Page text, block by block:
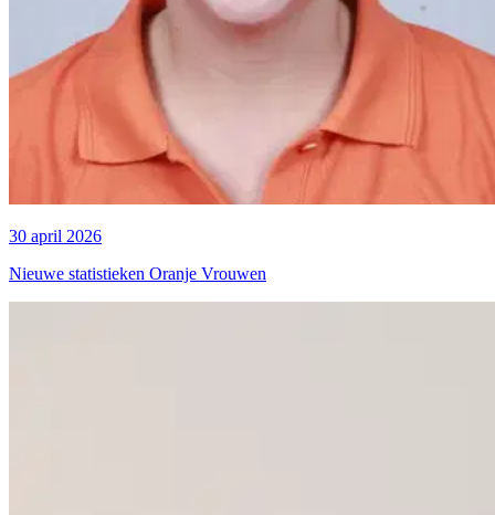
30 april 2026
Nieuwe statistieken Oranje Vrouwen